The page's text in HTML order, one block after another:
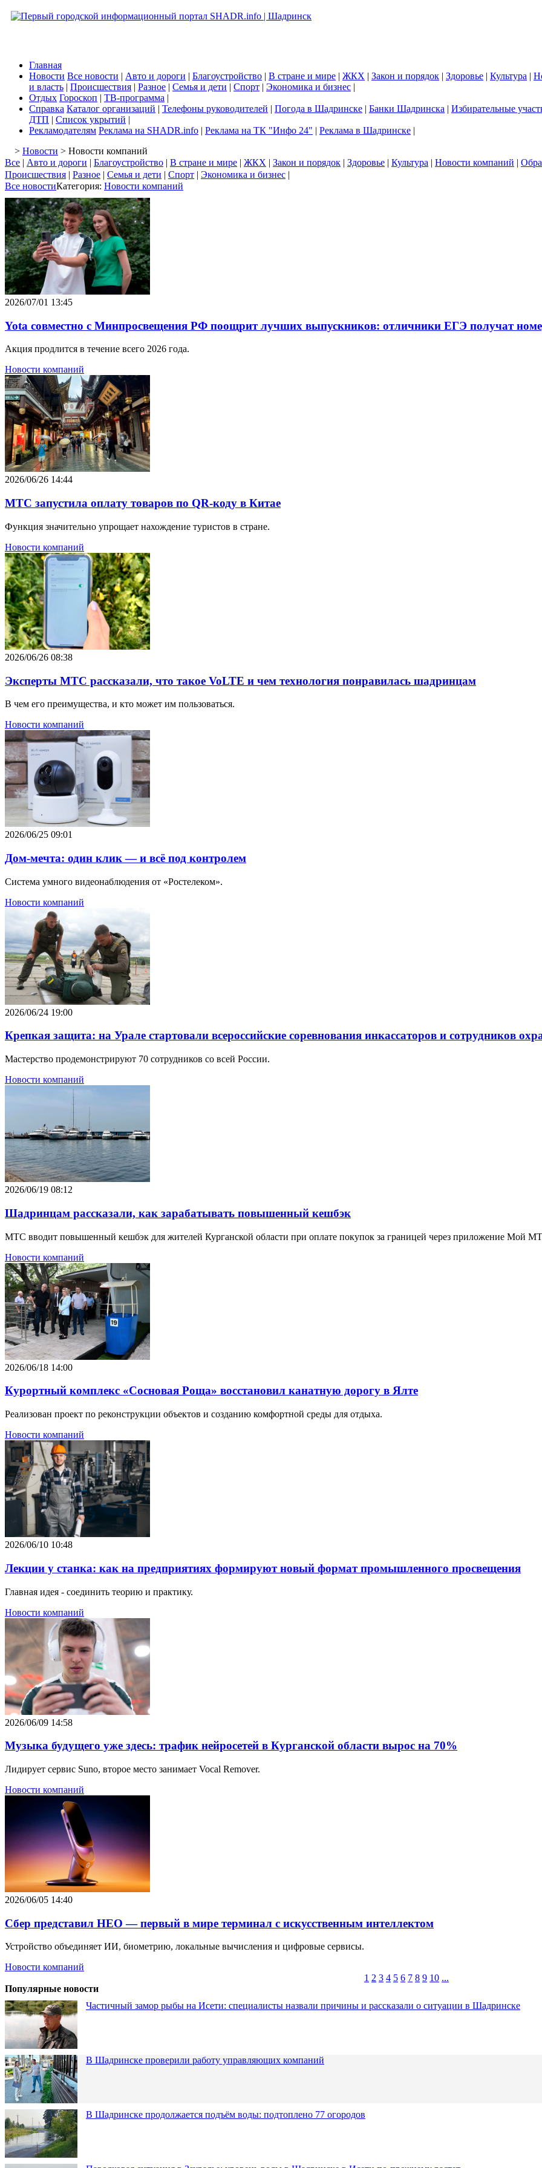
Главная
Новости Все новости | Авто и дороги | Благоустройство | В стране и мире | ЖКХ | Закон и порядок | Здоровье | Культура |
и власть | Происшествия | Разное | Семья и дети | Спорт | Экономика и бизнес |
Отдых Гороскоп | ТВ-программа |
Справка Каталог организаций | Телефоны руководителей | Погода в Шадринске | Банки Шадринска | Избирательные
ДТП | Список укрытий |
Рекламодателям Реклама на SHADR.info | Реклама на ТК "Инфо 24" | Реклама в Шадринске |
> Новости > Новости компаний
Все | Авто и дороги | Благоустройство | В стране и мире | ЖКХ | Закон и порядок | Здоровье | Культура | Новости компаний |
Происшествия | Разное | Семья и дети | Спорт | Экономика и бизнес |
Все новостиКатегория: Новости компаний
2026/07/01 13:45
Yota совместно с Минпросвещения РФ поощрит лучших выпускников: отличники ЕГЭ получат
Акция продлится в течение всего 2026 года.
Новости компаний
2026/06/26 14:44
МТС запустила оплату товаров по QR-коду в Китае
Функция значительно упрощает нахождение туристов в стране.
Новости компаний
2026/06/26 08:38
Эксперты МТС рассказали, что такое VoLTE и чем технология понравилась шадринцам
В чем его преимущества, и кто может им пользоваться.
Новости компаний
2026/06/25 09:01
Дом-мечта: один клик — и всё под контролем
Система умного видеонаблюдения от «Ростелеком».
Новости компаний
2026/06/24 19:00
Крепкая защита: на Урале стартовали всероссийские соревнования инкассаторов и сотрудников
Мастерство продемонстрируют 70 сотрудников со всей России.
Новости компаний
2026/06/19 08:12
Шадринцам рассказали, как зарабатывать повышенный кешбэк
МТС вводит повышенный кешбэк для жителей Курганской области при оплате покупок за границей через приложение Мой
Новости компаний
2026/06/18 14:00
Курортный комплекс «Сосновая Роща» восстановил канатную дорогу в Ялте
Реализован проект по реконструкции объектов и созданию комфортной среды для отдыха.
Новости компаний
2026/06/10 10:48
Лекции у станка: как на предприятиях формируют новый формат промышленного просвещения
Главная идея - соединить теорию и практику.
Новости компаний
2026/06/09 14:58
Музыка будущего уже здесь: трафик нейросетей в Курганской области вырос на 70%
Лидирует сервис Suno, второе место занимает Vocal Remover.
Новости компаний
2026/06/05 14:40
Сбер представил НЕО — первый в мире терминал с искусственным интеллектом
Устройство объединяет ИИ, биометрию, локальные вычисления и цифровые сервисы.
Новости компаний
1 2 3 4 5 6 7 8 9 10 ...
Популярные новости
Частичный замор рыбы на Исети: специалисты назвали причины и рассказали о ситуации в Шадринске
В Шадринске проверили работу управляющих компаний
В Шадринске продолжается подъём воды: подтоплено 77 огородов